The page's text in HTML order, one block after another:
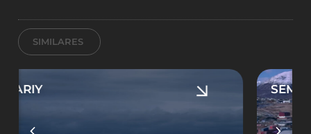
SIMILARES
SEMANA SANTA DEL